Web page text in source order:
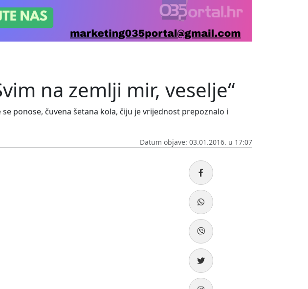
na zemlji mir, veselje“
ponose, čuvena šetana kola, čiju je vrijednost prepoznalo i
Datum objave: 03.01.2016. u 17:07